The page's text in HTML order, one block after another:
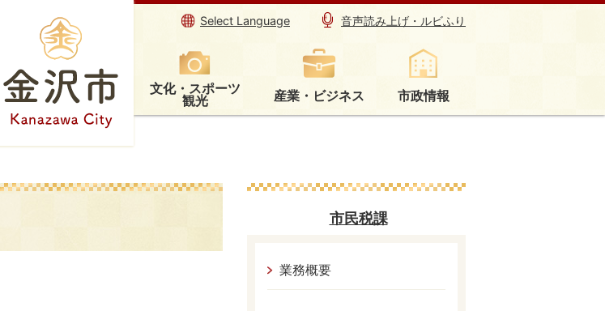
Select Language 音声読み上げ・ルビふり
文化・スポーツ
観光 産業・ビジネス 市政情報
市民税課
業務概要